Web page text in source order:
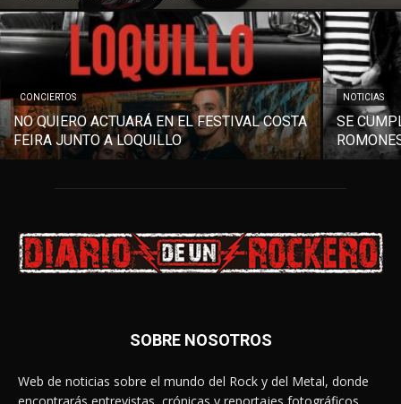
CONCIERTOS
NO QUIERO ACTUARÁ EN EL FESTIVAL COSTA
FEIRA JUNTO A LOQUILLO
NOTICIAS
SE
SOBRE NOSOTROS
Web de noticias sobre el mundo del Rock y del Metal, donde